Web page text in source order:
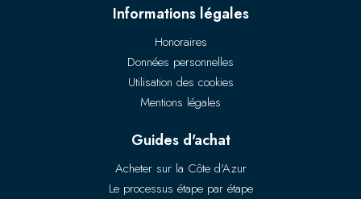
Informations légales
Honoraires
Données personnelles
Utilisation des cookies
Mentions légales
Guides d'achat
Acheter sur la Côte d'Azur
Le processus étape par étape